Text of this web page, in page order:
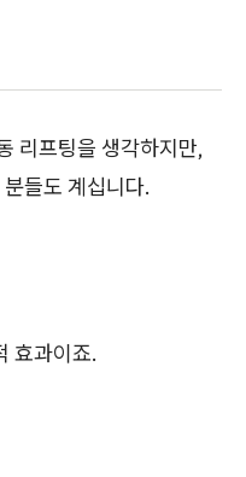
리프팅을 생각하지만,
들도 계십니다.
효과이죠.